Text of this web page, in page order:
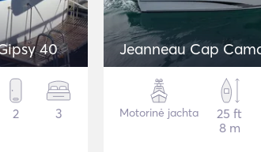
40
2 3 Motorinė jachta
25 ft
8 m